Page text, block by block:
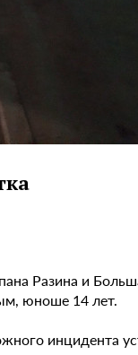
Разина и
юноше 14 лет.
инцидента